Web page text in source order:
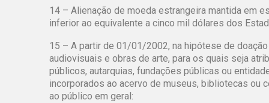
14 – Alienação de moeda estrangeira mantida em
inferior ao equivalente a cinco mil dólares dos
15 – A partir de 01/01/2002, na hipótese de
audiovisuais e obras de arte, para os quais seja
públicos, autarquias, fundações públicas ou
incorporados ao acervo de museus, bibliotecas ou
ao público em geral: